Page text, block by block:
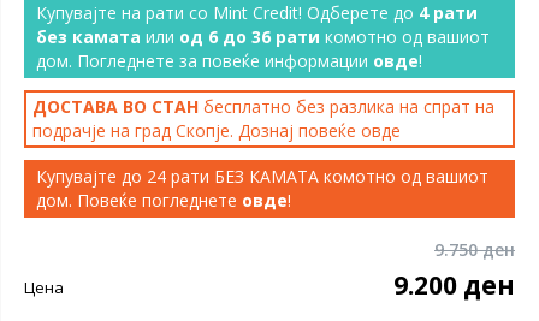
Купувајте на рати со Mint Credit! Одберете до 4 рати
без камата или од 6 до 36 рати комотно од вашиот
дом. Погледнете за повеќе информации овде!
ДОСТАВА ВО СТАН бесплатно без разлика на спрат на
подрачје на град Скопје. Дознај повеќе овде
Купувајте до 24 рати БЕЗ КАМАТА комотно од вашиот
дом. Повеќе погледнете овде!
9.750 ден
Цена 9.200 ден